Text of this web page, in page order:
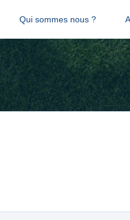
Qui sommes nous ?